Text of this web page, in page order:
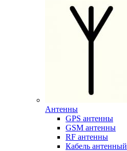
Антенны
GPS антенны
GSM антенны
RF антенны
Кабель антенный